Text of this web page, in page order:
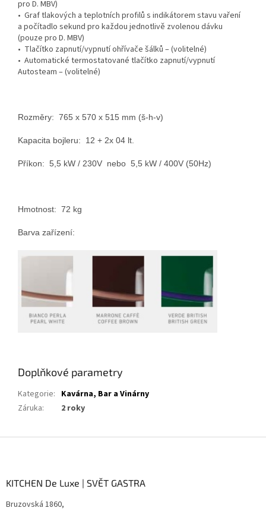
pro D. MBV)
• Graf tlakových a teplotních profilů s indikátorem stavu vaření
a počítadlo sekund pro každou jednotlivě zvolenou dávku
(pouze pro D. MBV)
• Tlačítko zapnutí/vypnutí ohřívače šálků – (volitelné)
• Automatické termostatované tlačítko zapnutí/vypnutí
Autosteam – (volitelné)
Rozměry: 765 x 570 x 515 mm (š-h-v)
Kapacita bojleru: 12 + 2x 04 lt.
Příkon: 5,5 kW / 230V nebo 5,5 kW / 400V (50Hz)
Hmotnost: 72 kg
Barva zařízení:
Doplňkové parametry
Kategorie: Kavárna, Bar a Vinárny
Záruka: 2 roky
KITCHEN De Luxe | SVĚT GASTRA
Bruzovská 1860,